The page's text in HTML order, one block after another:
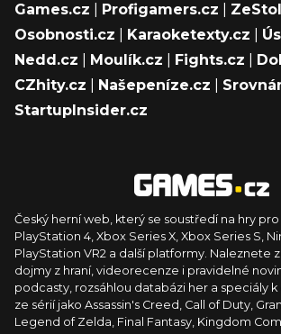
Games.cz
Profigamers.cz
Osobnosti.cz
Karaoketexty.cz
Nedd.cz
Moulík.cz Fights.cz
CZhity.cz
Našepeníze.cz
StartupInsider.cz
Český herní web, který se soustředí na hry pro
PlayStation 4, Xbox Series X, Xbox Series S,
PlayStation VR2 a další platformy. Naleznete
dojmy z hraní, videorecenze i pravidelné
podcasty, rozsáhlou databázi her a speciály
ze sérií jako Assassin's Creed, Call of Duty,
Legend of Zelda, Final Fantasy, Kingdom